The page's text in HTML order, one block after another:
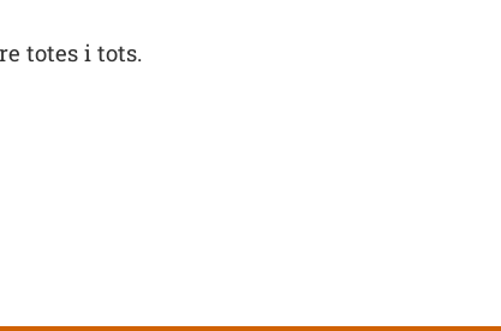
totes i tots.